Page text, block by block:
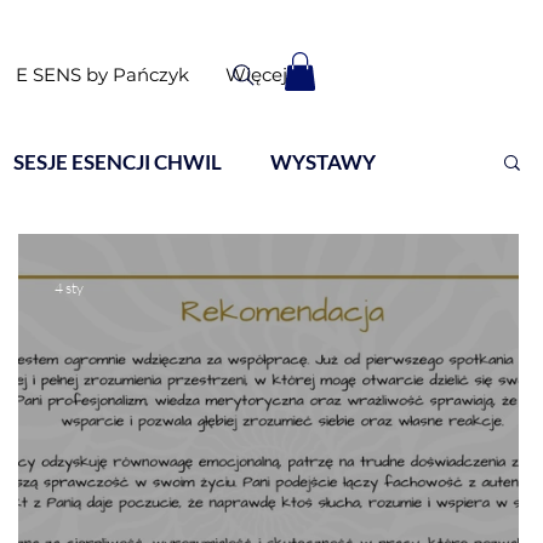
E SENS by Pańczyk Więcej
SESJE ESENCJI CHWIL WYSTAWY
4 sty